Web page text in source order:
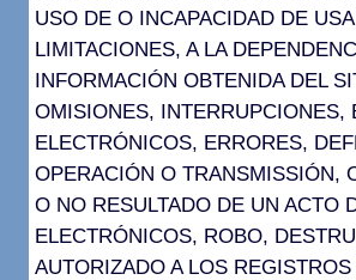
USO DE O INCAPACIDAD DE
LIMITACIONES, A LA
INFORMACIÓN OBTENIDA DEL
OMISIONES,
ELECTRÓNICOS, ERRORES,
OPERACIÓN O TRANSMISSIÓN,
O NO RESULTADO DE UN ACTO
ELECTRÓNICOS, ROBO,
AUTORIZADO A LOS